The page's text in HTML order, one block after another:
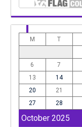
October 2025
M T
6
7
13
14
20
21
27
28